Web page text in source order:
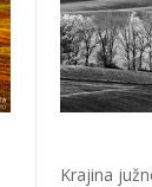
Krajina